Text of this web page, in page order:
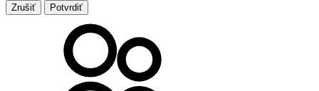
Zrušiť Potvrdiť